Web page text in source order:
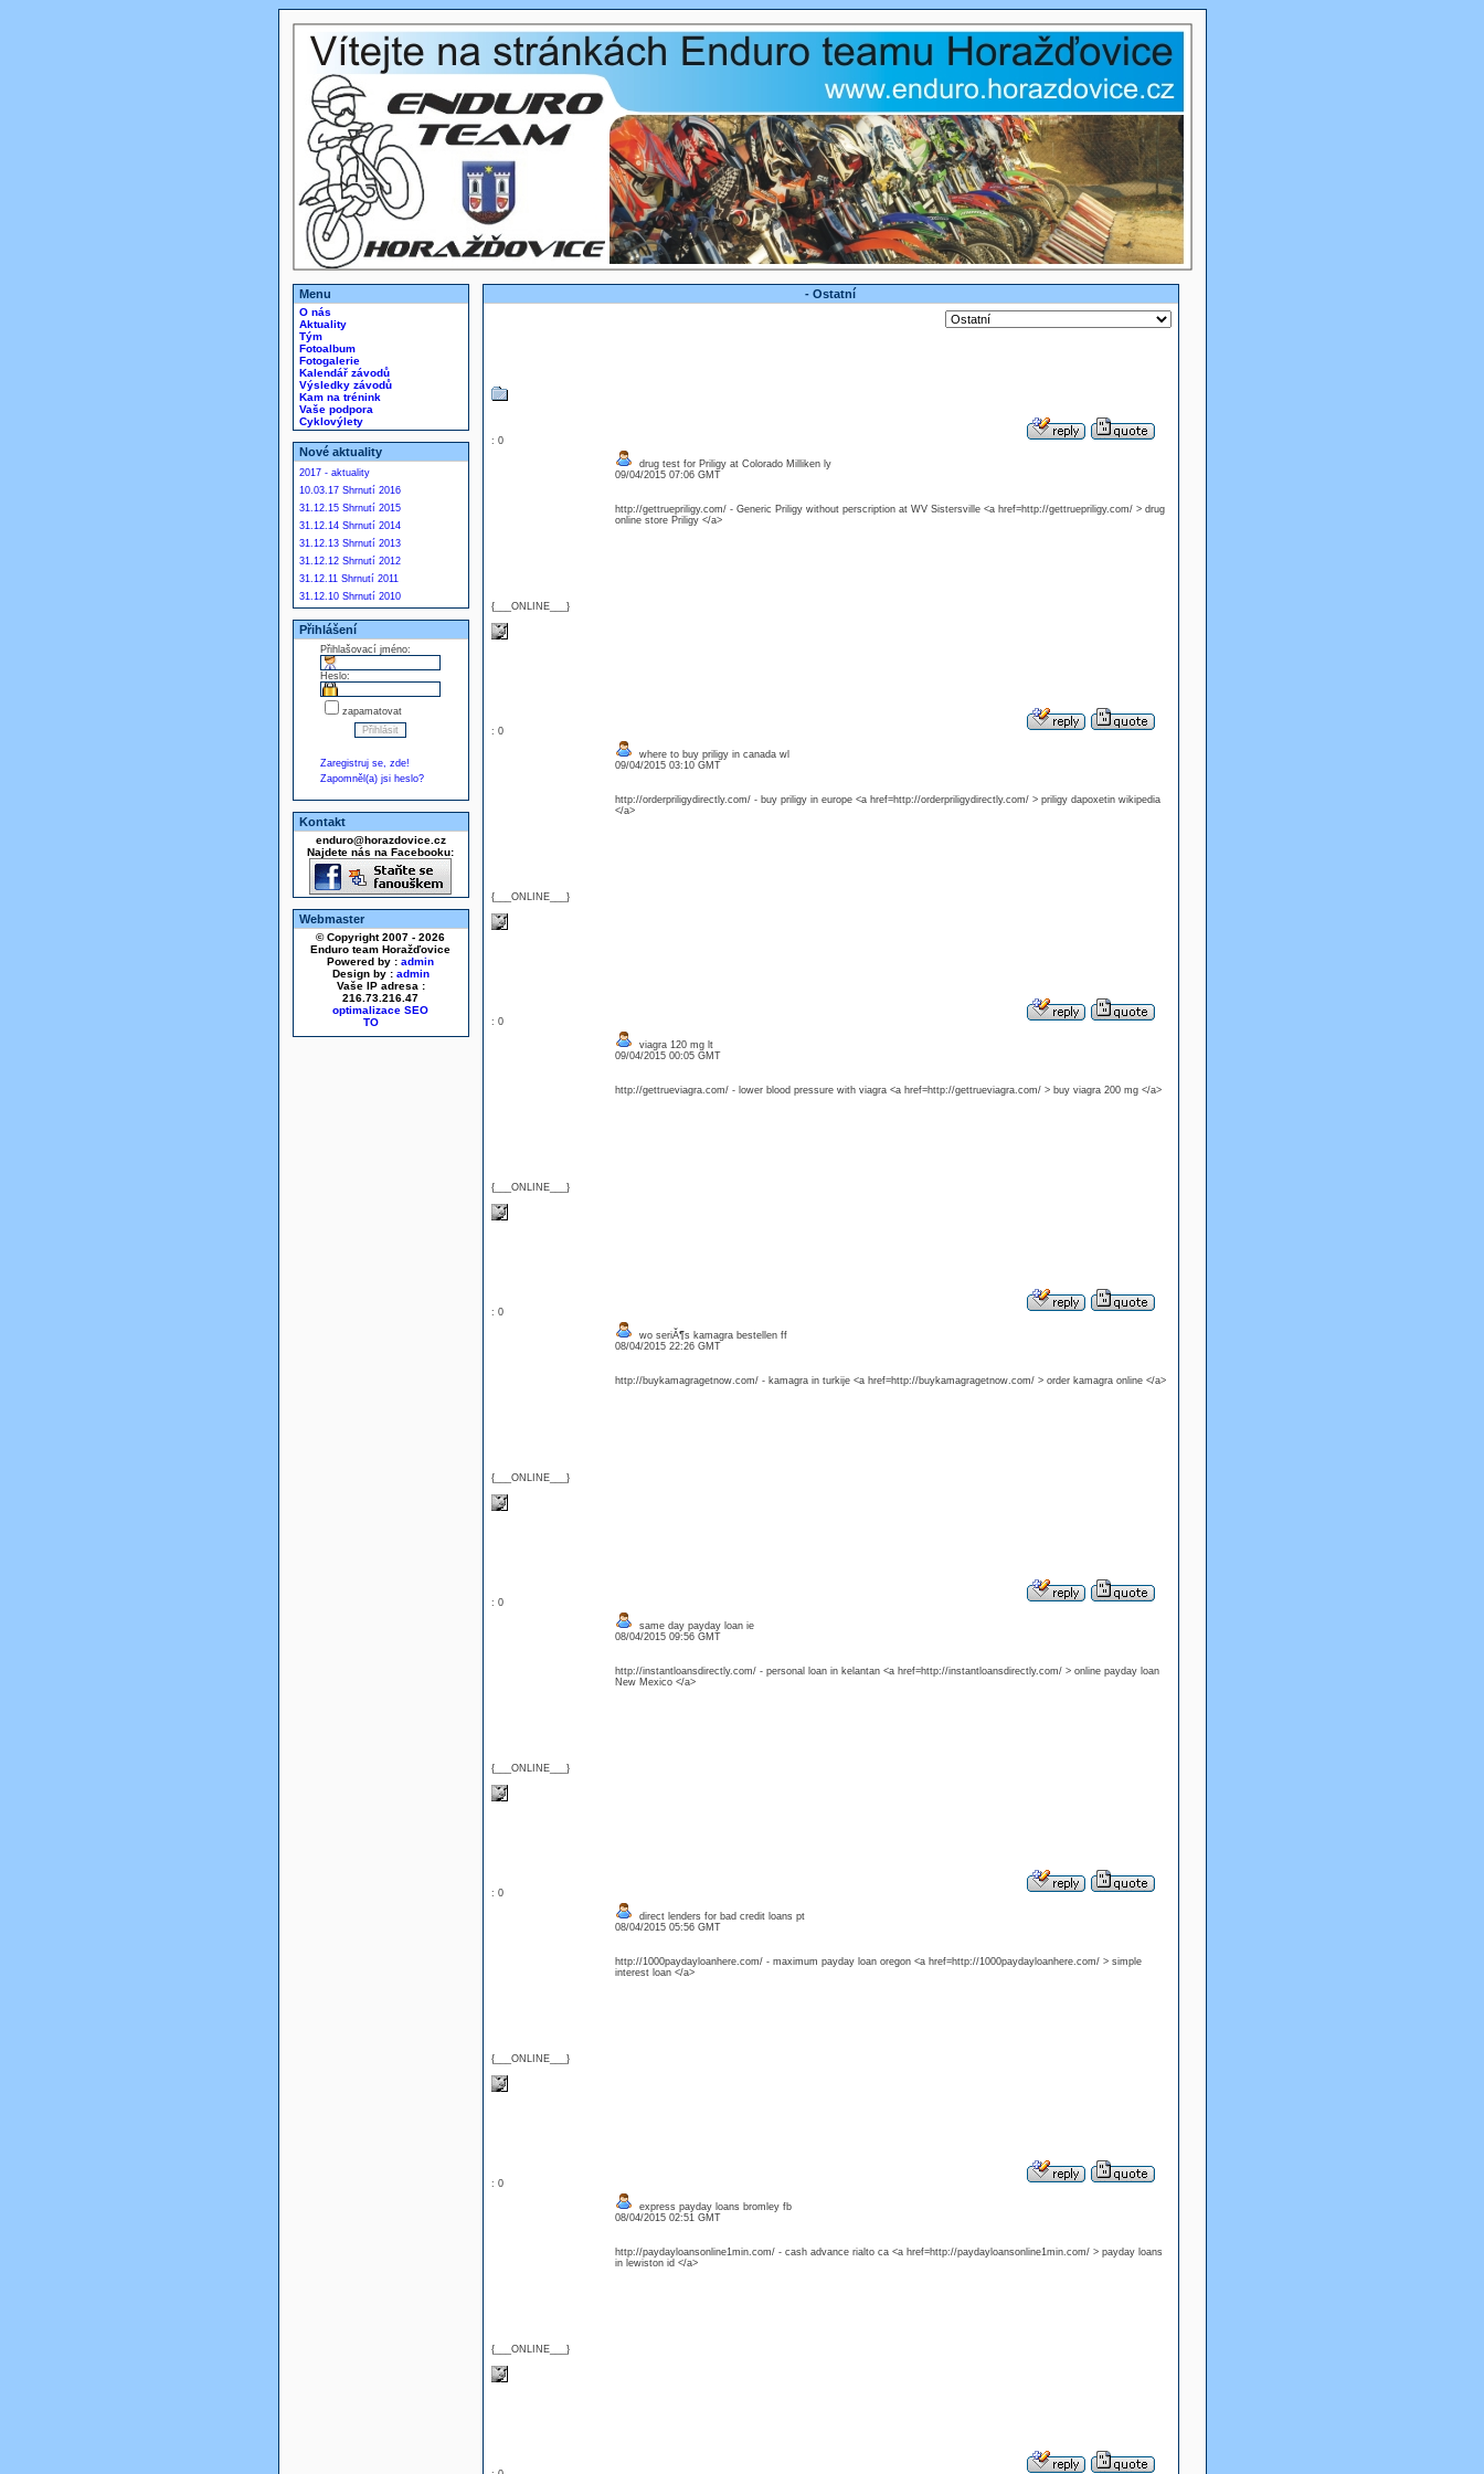
Menu
O nás
Aktuality
Tým
Fotoalbum
Fotogalerie
Kalendář závodů
Výsledky závodů
Kam na trénink
Vaše podpora
Cyklovýlety
Nové aktuality
2017 - aktuality
10.03.17 Shrnutí 2016
31.12.15 Shrnutí 2015
31.12.14 Shrnutí 2014
31.12.13 Shrnutí 2013
31.12.12 Shrnutí 2012
31.12.11 Shrnutí 2011
31.12.10 Shrnutí 2010
Přihlášení
Přihlašovací jméno:
Heslo:
zapamatovat
Zaregistruj se, zde!
Zapomněl(a) jsi heslo?
Kontakt
enduro@horazdovice.cz
Najdete nás na Facebooku:
Webmaster
© Copyright 2007 - 2026
Enduro team Horažďovice
Powered by : admin
Design by : admin
Vaše IP adresa :
216.73.216.47
optimalizace SEO
- Ostatní
: 0
{___ONLINE___}
drug test for Priligy at Colorado Milliken ly
09/04/2015 07:06 GMT
http://gettruepriligy.com/ - Generic Priligy without perscription at WV Sistersville <a href=http://gettruepriligy.com/ > drug
online store Priligy </a>
: 0
{___ONLINE___}
where to buy priligy in canada wl
09/04/2015 03:10 GMT
http://orderpriligydirectly.com/ - buy priligy in europe <a href=http://orderpriligydirectly.com/ > priligy dapoxetin wikipedia
</a>
: 0
{___ONLINE___}
viagra 120 mg lt
09/04/2015 00:05 GMT
http://gettrueviagra.com/ - lower blood pressure with viagra <a href=http://gettrueviagra.com/ > buy viagra 200 mg </a>
: 0
{___ONLINE___}
wo seriĂ¶s kamagra bestellen ff
08/04/2015 22:26 GMT
http://buykamagragetnow.com/ - kamagra in turkije <a href=http://buykamagragetnow.com/ > order kamagra online </a>
: 0
{___ONLINE___}
same day payday loan ie
08/04/2015 09:56 GMT
http://instantloansdirectly.com/ - personal loan in kelantan <a href=http://instantloansdirectly.com/ > online payday loan
New Mexico </a>
: 0
{___ONLINE___}
direct lenders for bad credit loans pt
08/04/2015 05:56 GMT
http://1000paydayloanhere.com/ - maximum payday loan oregon <a href=http://1000paydayloanhere.com/ > simple
interest loan </a>
: 0
{___ONLINE___}
express payday loans bromley fb
08/04/2015 02:51 GMT
http://paydayloansonline1min.com/ - cash advance rialto ca <a href=http://paydayloansonline1min.com/ > payday loans
in lewiston id </a>